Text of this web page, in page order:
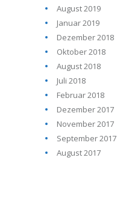
August 2019
Januar 2019
Dezember 2018
Oktober 2018
August 2018
Juli 2018
Februar 2018
Dezember 2017
November 2017
September 2017
August 2017